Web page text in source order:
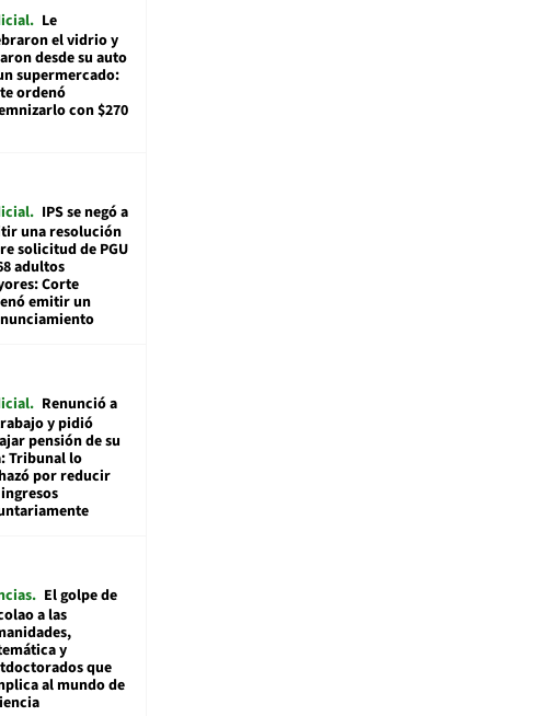
Le
el vidrio y
desde su auto
supermercado:
ordenó
con $270
IPS se negó a
una resolución
solicitud de PGU
adultos
Corte
emitir un
Renunció a
y pidió
pensión de su
Tribunal lo
por reducir
El golpe de
a las
y
que
al mundo de